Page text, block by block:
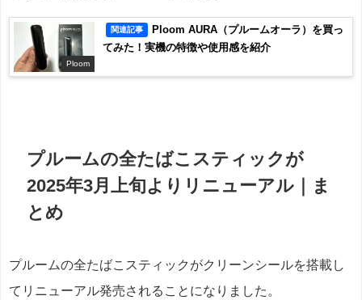
Ploom
関連記事
Ploom AURA（プルームオーラ）を買っ
てみた！実機の特徴や使用感を紹介
プルームの全たばこスティックが
2025年3月上旬よりリニューアル｜ま
とめ
プルームの全たばこスティックがクリーンシールを搭載し
てリニューアル発売されることになりました。